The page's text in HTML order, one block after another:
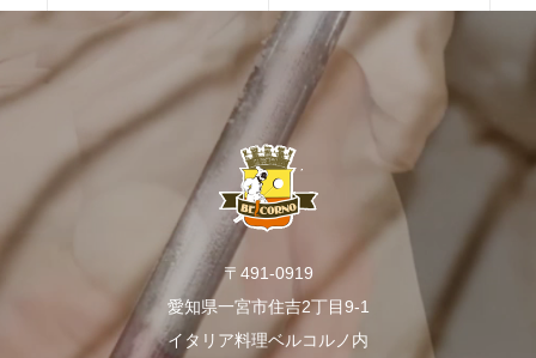
〒491-0919
愛知県一宮市住吉2丁目9-1
イタリア料理ベルコルノ内